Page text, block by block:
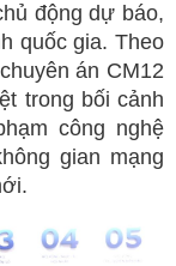
động dự báo,
quốc gia. Theo
án CM12
trong bối cảnh
công nghệ
gian mạng